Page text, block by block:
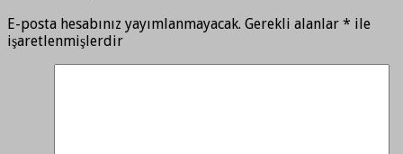
E-posta hesabınız yayımlanmayacak. Gerekli alanlar * ile
işaretlenmişlerdir